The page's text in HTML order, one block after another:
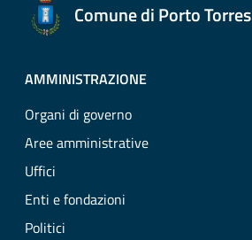
Comune di Porto Torres
AMMINISTRAZIONE
Organi di governo
Aree amministrative
Uffici
Enti e fondazioni
Politici